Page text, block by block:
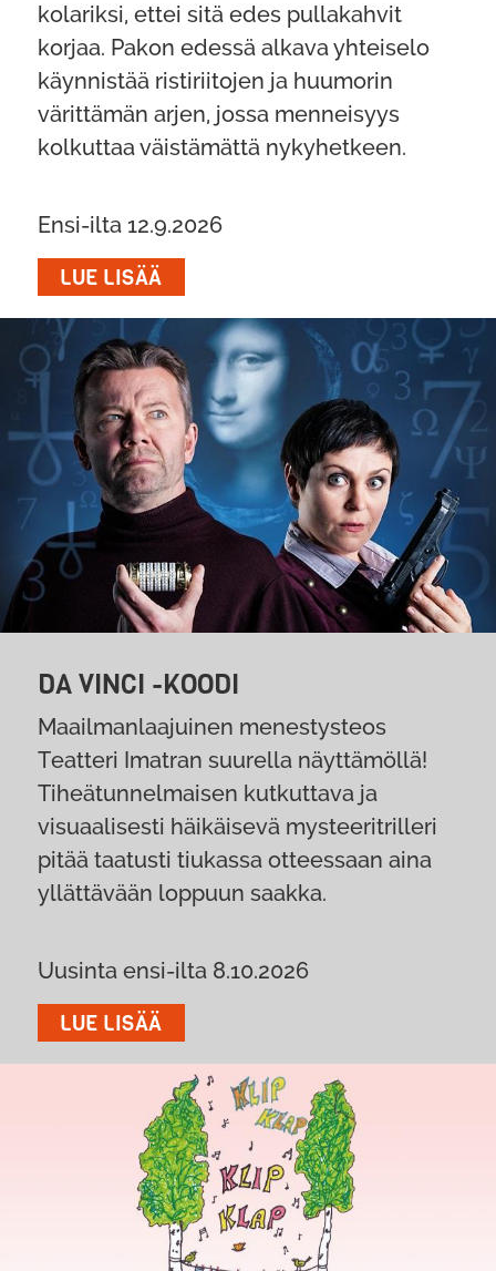
kolariksi, ettei sitä edes pullakahvit
korjaa. Pakon edessä alkava yhteiselo
käynnistää ristiriitojen ja huumorin
värittämän arjen, jossa menneisyys
kolkuttaa väistämättä nykyhetkeen.
Ensi-ilta 12.9.2026
LUE LISÄÄ
DA VINCI -KOODI
Maailmanlaajuinen menestysteos
Teatteri Imatran suurella näyttämöllä!
Tiheätunnelmaisen kutkuttava ja
visuaalisesti häikäisevä mysteeritrilleri
pitää taatusti tiukassa otteessaan aina
yllättävään loppuun saakka.
Uusinta ensi-ilta 8.10.2026
LUE LISÄÄ